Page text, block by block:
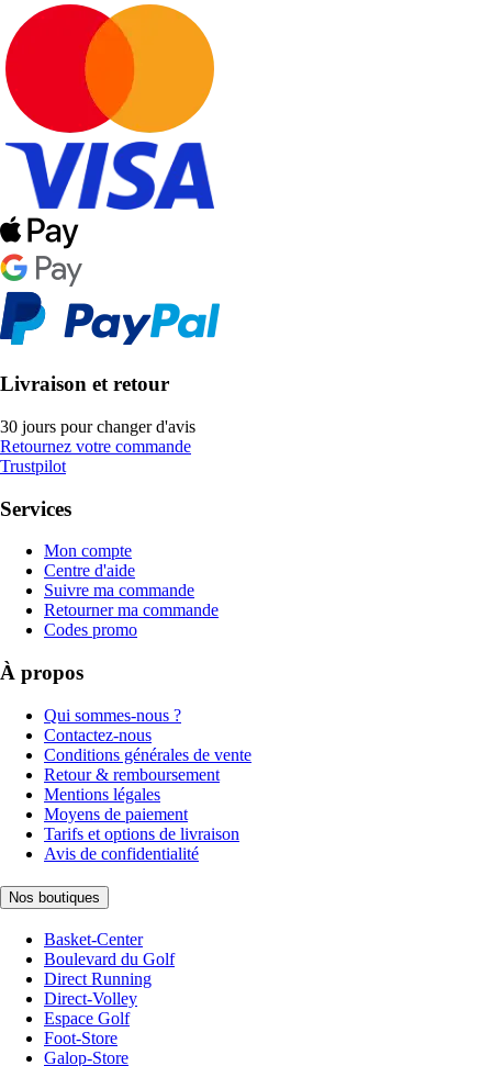
Livraison et retour
30 jours pour changer d'avis
Retournez votre commande
Trustpilot
Services
Mon compte
Centre d'aide
Suivre ma commande
Retourner ma commande
Codes promo
À propos
Qui sommes-nous ?
Contactez-nous
Conditions générales de vente
Retour & remboursement
Mentions légales
Moyens de paiement
Tarifs et options de livraison
Avis de confidentialité
Nos boutiques
Basket-Center
Boulevard du Golf
Direct Running
Direct-Volley
Espace Golf
Foot-Store
Galop-Store